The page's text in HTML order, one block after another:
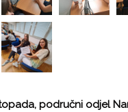
područni odjel